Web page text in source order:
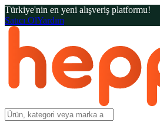
Türkiye'nin en yeni alışveriş platformu!
Satıcı OlYardım